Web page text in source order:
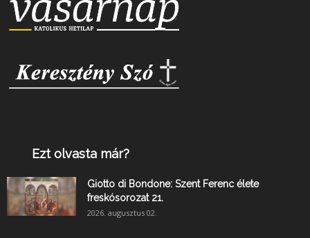
Ezt olvasta már?
Giotto di Bondone: Szent Ferenc élete
freskósorozat 21.
2026. augusztus 02.